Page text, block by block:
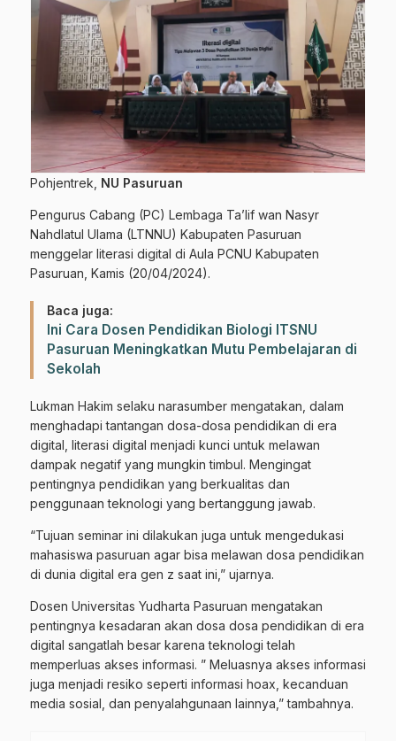
Pohjentrek, NU Pasuruan
Pengurus Cabang (PC) Lembaga Ta’lif wan Nasyr
Nahdlatul Ulama (LTNNU) Kabupaten Pasuruan
menggelar literasi digital di Aula PCNU Kabupaten
Pasuruan, Kamis (20/04/2024).
Baca juga:
Ini Cara Dosen Pendidikan Biologi ITSNU
Pasuruan Meningkatkan Mutu Pembelajaran di
Sekolah
Lukman Hakim selaku narasumber mengatakan, dalam
menghadapi tantangan dosa-dosa pendidikan di era
digital, literasi digital menjadi kunci untuk melawan
dampak negatif yang mungkin timbul. Mengingat
pentingnya pendidikan yang berkualitas dan
penggunaan teknologi yang bertanggung jawab.
“Tujuan seminar ini dilakukan juga untuk mengedukasi
mahasiswa pasuruan agar bisa melawan dosa pendidikan
di dunia digital era gen z saat ini,” ujarnya.
Dosen Universitas Yudharta Pasuruan mengatakan
pentingnya kesadaran akan dosa dosa pendidikan di era
digital sangatlah besar karena teknologi telah
memperluas akses informasi. ” Meluasnya akses informasi
juga menjadi resiko seperti informasi hoax, kecanduan
media sosial, dan penyalahgunaan lainnya,” tambahnya.